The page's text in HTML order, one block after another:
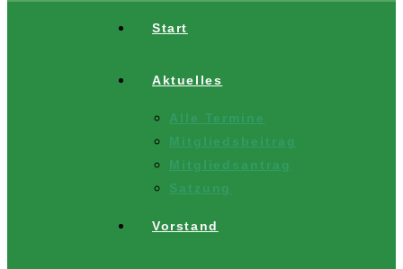
Start
Aktuelles
Alle Termine
Mitgliedsbeitrag
Mitgliedsantrag
Satzung
Vorstand